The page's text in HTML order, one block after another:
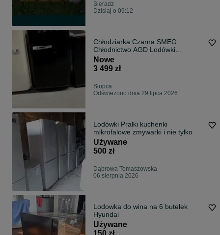
Sieradz
Dzisiaj o 09:12
Chłodziarka Czarna SMEG
Chłodnictwo AGD Lodówki
Zamrażarki
Nowe
3 499 zł
Słupca
Odświeżono dnia 29 lipca 2026
Lodówki Pralki kuchenki
mikrofalowe zmywarki i nie tylko
Używane
500 zł
Dąbrowa Tomaszowska
06 sierpnia 2026
Lodowka do wina na 6 butelek
Hyundai
Używane